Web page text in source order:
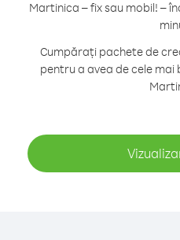
Martinica – fix sau mobil! –
Cumpărați pachete de
pentru a avea de cele